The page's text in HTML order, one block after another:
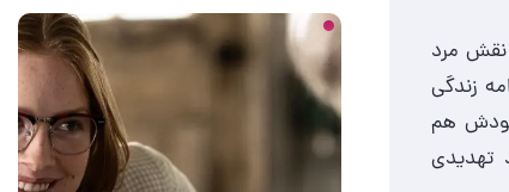
نقش مرد
زندگی
خودش هم
تهدیدی